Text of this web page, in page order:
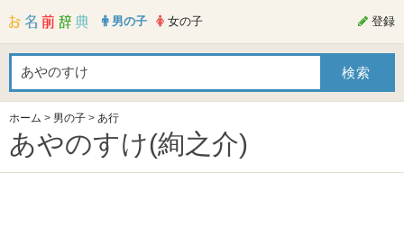
男の子 女の子 登録
ホーム > 男の子 > あ行
あやのすけ(絢之介)